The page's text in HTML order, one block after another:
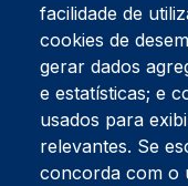
Tel:234 390 100Fax:
Endereço Postal
Apartado 42
Rua Gil Eanes 31
3834-908 Gafanha da
Estúdios
facilidade de
cookies de
gerar dados
e estatísticas; e
usados para
relevantes. Se
concorda com o